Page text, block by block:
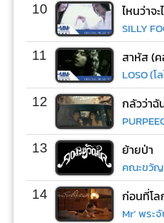
10
SILLY
11 สาหัส (
LOSO (โ
12 กลัวว่าฉั
13 ย้ายป่า
คณะขวัญ
14
Mr’ พระ